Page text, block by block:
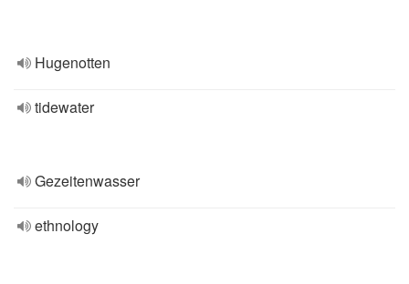
Hugenotten
tidewater
Gezeitenwasser
ethnology